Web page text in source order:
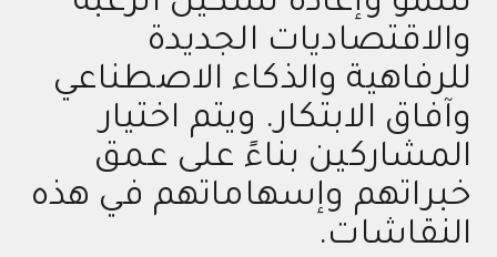
والاقتصاديات الجديدة
للرفاهية والذكاء الاصطناعي
وآفاق الابتكار. ويتم اختيار
المشاركين بناءً على عمق
خبراتهم وإسهاماتهم في هذه
النقاشات.